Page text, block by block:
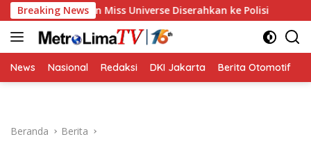
Langsung
ke
konten
Breaking News
Miss Universe Diserahkan ke Polisi Golkar
News Nasional Redaksi DKI Jakarta Berita Otomotif
Beranda Berita